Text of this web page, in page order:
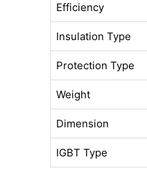
Efficiency
Insulation Type
Protection Type
Weight
Dimension
IGBT Type